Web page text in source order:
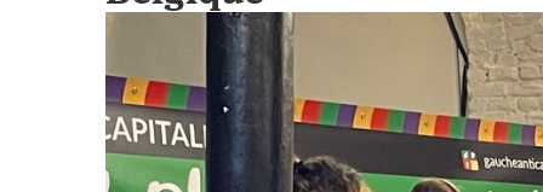
Entreprises
Aéronautique
Commerce
Oppressions
Antiracisme
Féminisme
Écologie
Éducation
États-
Unis
Continents
Continents
Afrique